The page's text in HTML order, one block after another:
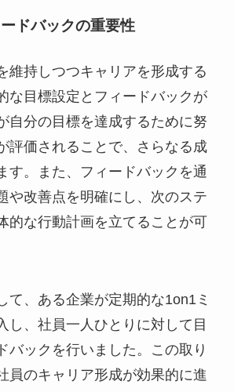
ドバックの重要性
維持しつつキャリアを形成する
な目標設定とフィードバックが
自分の目標を達成するために努
評価されることで、さらなる成
す。また、フィードバックを通
や改善点を明確にし、次のステ
的な行動計画を立てることが可
て、ある企業が定期的な1on1ミ
し、社員一人ひとりに対して目
バックを行いました。この取り
員のキャリア形成が効果的に進